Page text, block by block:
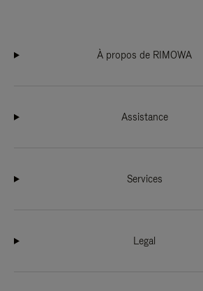
À propos de RIMOWA
Assistance
Services
Legal